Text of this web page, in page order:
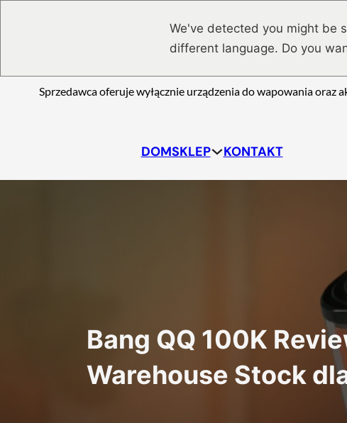
We've detected you might be
different language. Do you
Sprzedawca oferuje wyłącznie urządzenia do wapowania
DOMSKLEP KONTAKT
Bang QQ 100K
Warehouse Stock